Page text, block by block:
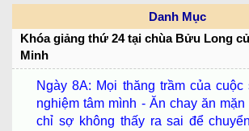
Danh Mục
Khóa giảng thứ 24 tại chùa Bửu Long
Minh
Ngày 8A: Mọi thăng trầm của
nghiệm tâm mình - Ăn chay ăn
chỉ sợ không thấy ra sai để